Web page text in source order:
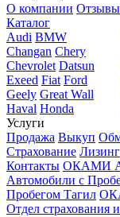
О компании Отзывы
Каталог
Audi BMW
Changan Chery
Chevrolet Datsun
Exeed Fiat Ford
Geely Great Wall
Haval Honda
Услуги
Продажа Выкуп
Страхование Лизинг
Контакты ОКАМИ
Автомобили с
Пробегом Тагил
Отдел страхования